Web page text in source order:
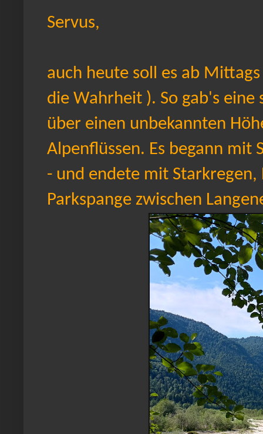
Servus,
auch heute soll es ab
die Wahrheit ). So gab's
über einen unbekannten
Alpenflüssen. Es begann mit
- und endete mit
Parkspange zwischen